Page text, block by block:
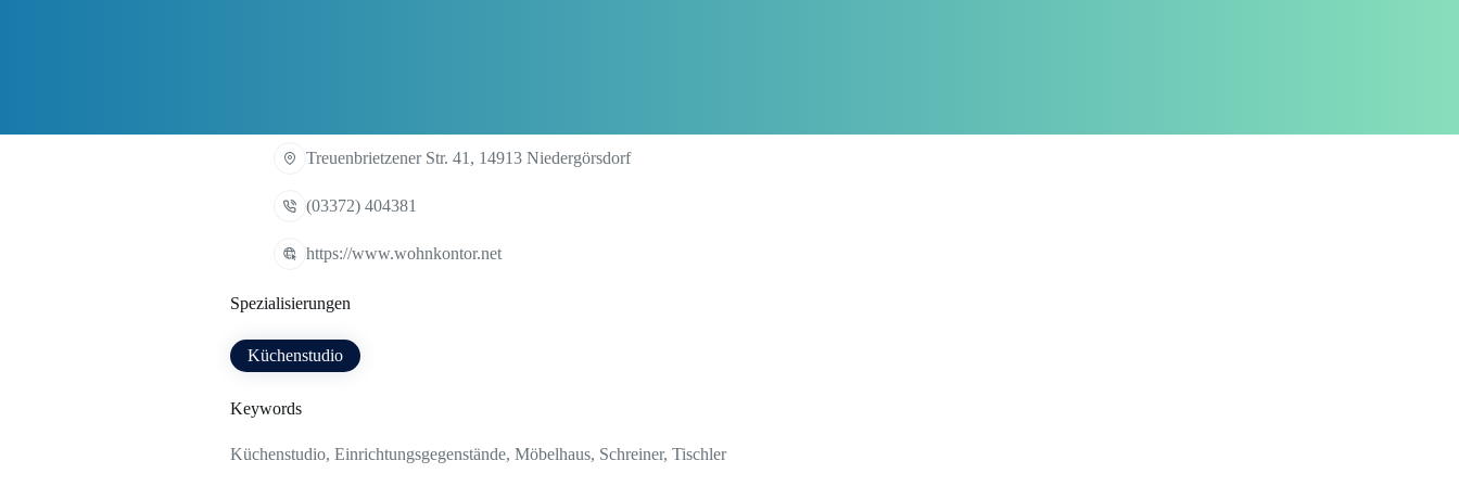
Treuenbrietzener Str. 41, 14913 Niedergörsdorf
(03372) 404381
https://www.wohnkontor.net
Spezialisierungen
Küchenstudio
Keywords
Küchenstudio, Einrichtungsgegenstände, Möbelhaus, Schreiner, Tischler